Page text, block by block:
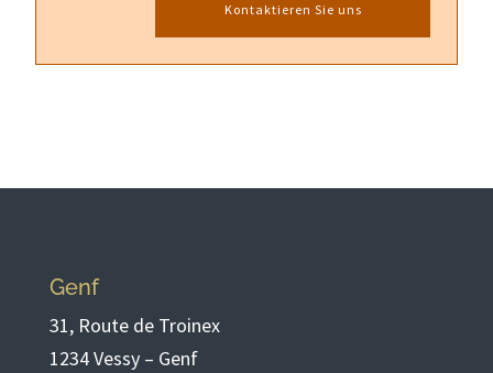
Kontaktieren Sie uns
Genf
31, Route de Troinex
1234 Vessy – Genf